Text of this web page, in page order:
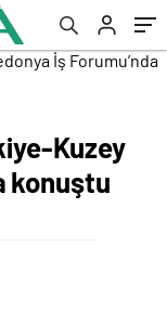
Kuzey
konuştu